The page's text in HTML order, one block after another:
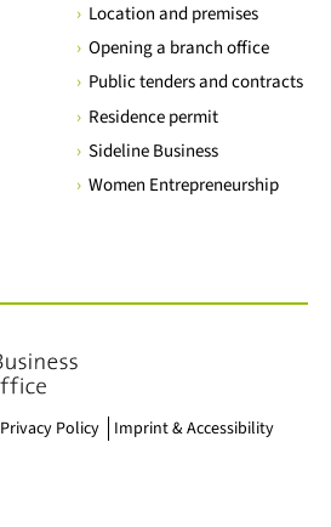
Location and premises
Opening a branch office
Public tenders and contracts
Residence permit
Sideline Business
Women Entrepreneurship
Privacy Policy
Imprint & Accessibility